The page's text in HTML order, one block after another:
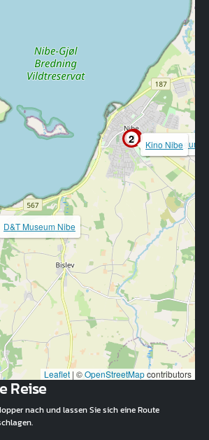
1
2 Nibe Museum
Kino Nibe
D&T Museum Nibe
Leaflet | ©OpenStreetMapcontributors
Reise
nach und lassen Sie sich eine Route